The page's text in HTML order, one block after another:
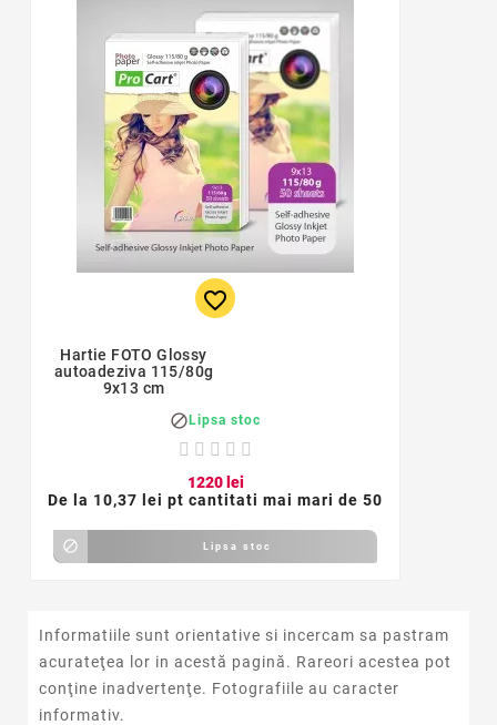
favorite_border
Hartie FOTO Glossy
autoadeziva 115/80g
9x13 cm
Lipsa stoc
1220lei
De la 10,37 lei pt cantitati mai mari de 50
 Lipsa stoc
Informatiile sunt orientative si incercam sa pastram
acurateţea lor in acestă pagină. Rareori acestea pot
conţine inadvertenţe. Fotografiile au caracter
informativ.